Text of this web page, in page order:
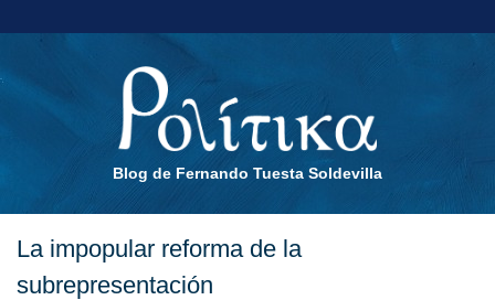
Blog de Fernando Tuesta Soldevilla
La impopular reforma de la
subrepresentación